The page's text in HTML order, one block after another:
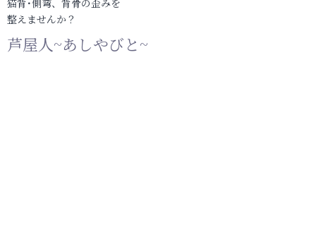
猫背･側弯、背骨の歪みを
整えませんか？
芦屋人~あしやびと~